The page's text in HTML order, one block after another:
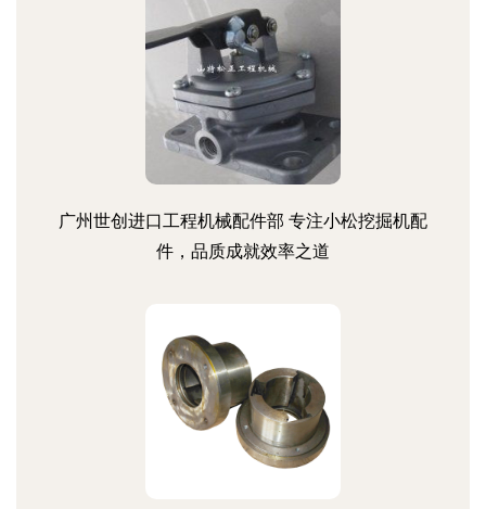
广州世创进口工程机械配件部 专注小松挖掘机配
件，品质成就效率之道